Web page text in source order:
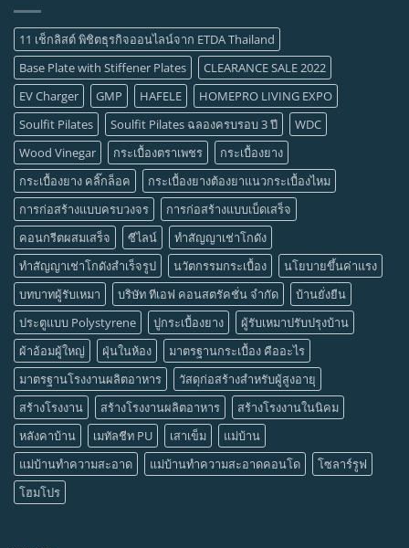
11 เช็กลิสต์ พิชิตธุรกิจออนไลน์จาก ETDA Thailand
Base Plate with Stiffener Plates
CLEARANCE SALE 2022
EV Charger
GMP HAFELE
HOMEPRO LIVING EXPO
Soulfit Pilates
Soulfit Pilates ฉลองครบรอบ 3 ปี
WDC
Wood Vinegar
กระเบื้องตราเพชร
กระเบื้องยาง
กระเบื้องยาง คลิ๊กล็อค
กระเบื้องยางต้องยาแนวกระเบื้องไหม
การก่อสร้างแบบครบวงจร
การก่อสร้างแบบเบ็ดเสร็จ
คอนกรีตผสมเสร็จ
ซีไลน์
ทำสัญญาเช่าโกดัง
ทำสัญญาเช่าโกดังสำเร็จรูป
นวัตกรรมกระเบื้อง
นโยบายขึ้นค่าแรง
บทบาทผู้รับเหมา
บริษัท ทีเอฟ คอนสตรัคชั่น จำกัด
บ้านยั่งยืน
ประตูแบบ Polystyrene
ปูกระเบื้องยาง
ผู้รับเหมาปรับปรุงบ้าน
ผ้าอ้อมผู้ใหญ่
ฝุ่นในห้อง
มาตรฐานกระเบื้อง คืออะไร
มาตรฐานโรงงานผลิตอาหาร
วัสดุก่อสร้างสำหรับผู้สูงอายุ
สร้างโรงงาน
สร้างโรงงานผลิตอาหาร
สร้างโรงงานในนิคม
หลังคาบ้าน
เมทัลชีท PU เสาเข็ม
แม่บ้าน
แม่บ้านทำความสะอาด
แม่บ้านทำความสะอาดคอนโด
โซลาร์รูฟ
โฮมโปร